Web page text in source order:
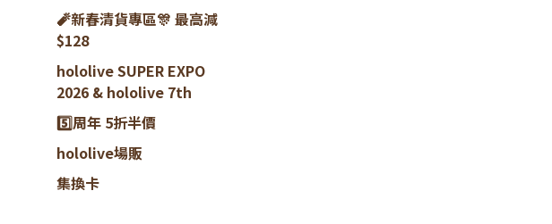
🧨新春清貨專區🎊 最高減
$128
hololive SUPER EXPO
2026 & hololive 7th
5️⃣周年 5折半價
hololive場販
集換卡